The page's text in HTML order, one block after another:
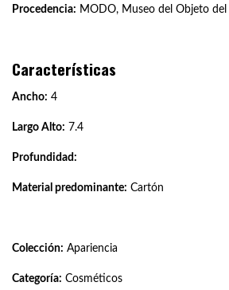
Procedencia: MODO, Museo del Objeto
Características
Ancho: 4
Largo Alto: 7.4
Profundidad:
Material predominante: Cartón
Colección: Apariencia
Categoría: Cosméticos